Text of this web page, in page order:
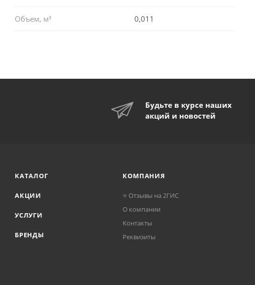
Объем, м³ 0,011
Будьте в курсе наших
акций и новостей
КАТАЛОГ
АКЦИИ
УСЛУГИ
БРЕНДЫ
КОМПАНИЯ
⭐ Отзывы на 2ГИС
О компании
Контакты
Реквизиты